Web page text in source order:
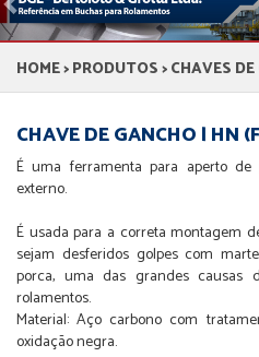
HOME>PRODUTOS> CHAVES
CHAVE DE GANCHO | HN
É uma ferramenta para aperto
externo.
É usada para a correta montagem
sejam desferidos golpes com
porca, uma das grandes
rolamentos.
Material: Aço carbono com
oxidação negra.